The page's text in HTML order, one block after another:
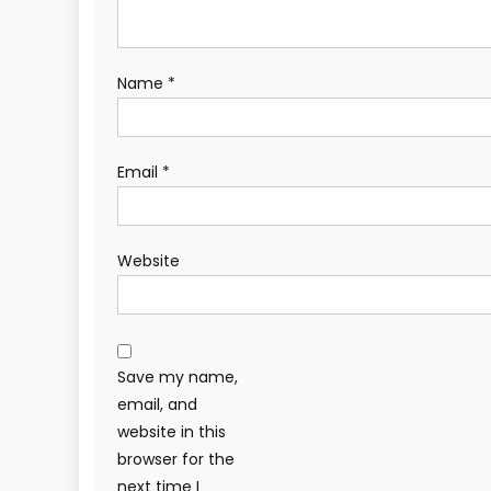
Name *
Email *
Website
Save my name,
email, and
website in this
browser for the